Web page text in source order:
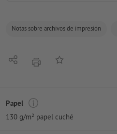
Notas sobre archivos de impresión
CompartirimprimirAñadir a lista de
Papel
130 g/m² papel cuché